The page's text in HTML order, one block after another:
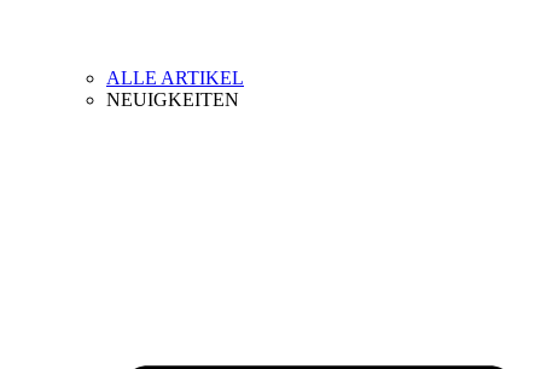
ALLE ARTIKEL
NEUIGKEITEN